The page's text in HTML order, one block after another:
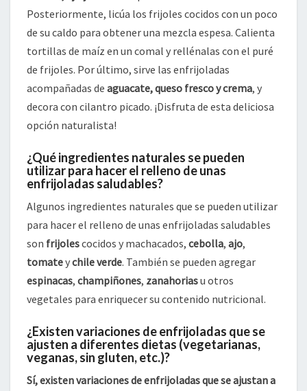
Posteriormente, licúa los frijoles cocidos con un poco
de su caldo para obtener una mezcla espesa. Calienta
tortillas de maíz en un comal y rellénalas con el puré
de frijoles. Por último, sirve las enfrijoladas
acompañadas de aguacate, queso fresco y crema, y
decora con cilantro picado. ¡Disfruta de esta deliciosa
opción naturalista!
¿Qué ingredientes naturales se pueden
utilizar para hacer el relleno de unas
enfrijoladas saludables?
Algunos ingredientes naturales que se pueden utilizar
para hacer el relleno de unas enfrijoladas saludables
son frijolescocidos y machacados, cebolla, ajo,
tomateychile verde. También se pueden agregar
espinacas, champiñones, zanahoriasu otros
vegetales para enriquecer su contenido nutricional.
¿Existen variaciones de enfrijoladas que se
ajusten a diferentes dietas (vegetarianas,
veganas, sin gluten, etc.)?
Sí, existen variaciones de enfrijoladas que se ajustan a